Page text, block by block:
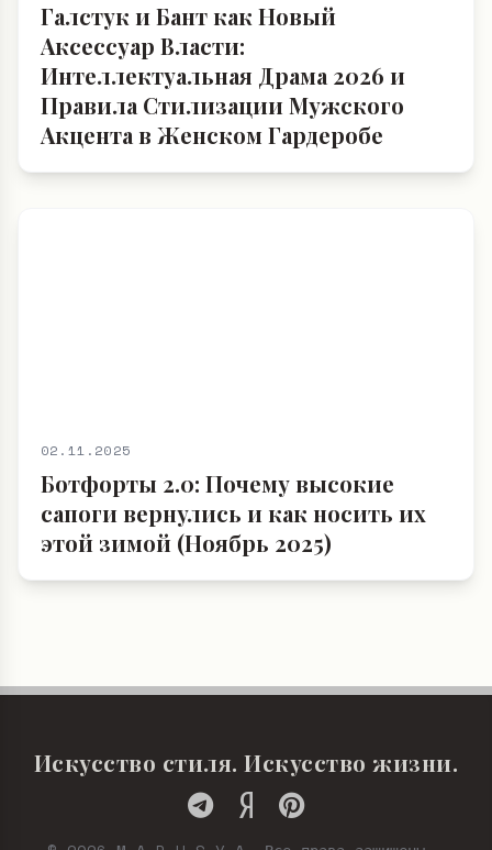
Галстук и Бант как Новый
Аксессуар Власти:
Интеллектуальная Драма 2026 и
Правила Стилизации Мужского
Акцента в Женском Гардеробе
02.11.2025
Ботфорты 2.0: Почему высокие
сапоги вернулись и как носить их
этой зимой (Ноябрь 2025)
Искусство стиля. Искусство жизни.